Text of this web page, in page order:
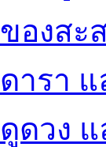
ของสะ
ดารา
ดูดวง